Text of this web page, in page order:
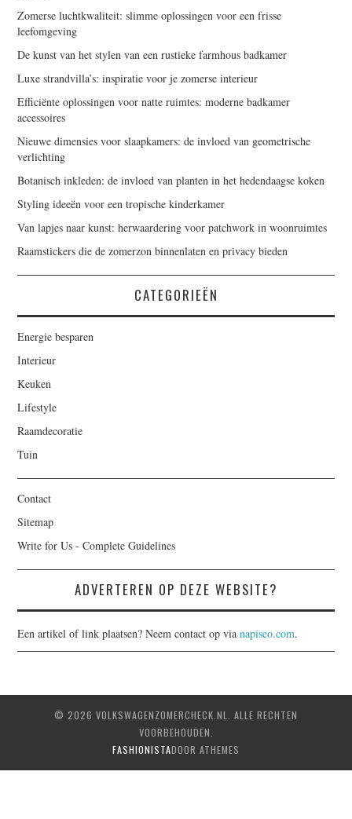
Zomerse luchtkwaliteit: slimme oplossingen voor een frisse
leefomgeving
De kunst van het stylen van een rustieke farmhous badkamer
Luxe strandvilla’s: inspiratie voor je zomerse interieur
Efficiënte oplossingen voor natte ruimtes: moderne badkamer
accessoires
Nieuwe dimensies voor slaapkamers: de invloed van geometrische
verlichting
Botanisch inkleden: de invloed van planten in het hedendaagse koken
Styling ideeën voor een tropische kinderkamer
Van lapjes naar kunst: herwaardering voor patchwork in woonruimtes
Raamstickers die de zomerzon binnenlaten en privacy bieden
CATEGORIEËN
Energie besparen
Interieur
Keuken
Lifestyle
Raamdecoratie
Tuin
Contact
Sitemap
Write for Us - Complete Guidelines
ADVERTEREN OP DEZE WEBSITE?
Een artikel of link plaatsen? Neem contact op vianapiseo.com.
© 2026 VOLKSWAGENZOMERCHECK.NL. ALLE RECHTEN
VOORBEHOUDEN.
FASHIONISTADOOR ATHEMES